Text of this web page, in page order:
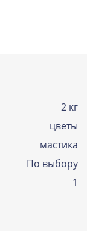
2 кг
цветы
мастика
По выбору
1